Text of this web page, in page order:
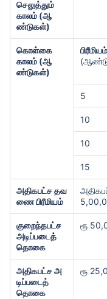
செலுத்தும்
காலம் (ஆ
ண்டுகள்)
கொள்கை
காலம் (ஆ
ண்டுகள்)
5
10
10
15
அதிகபட்ச தவ
ணை பிரீமியம்
குறைந்தபட்ச
அடிப்படைத்
தொகை
ரூ
அதிகபட்ச அ
டிப்படைத்
தொகை
ரூ